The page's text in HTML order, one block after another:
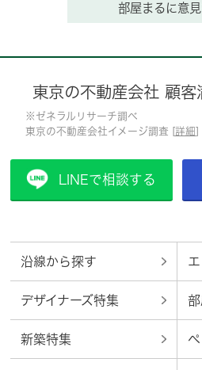
部屋まるに意
東京の不動産会社 顧客
※ゼネラルリサーチ調べ
東京の不動産会社イメージ調査 [詳細]
LINEで相談する
沿線から探す
デザイナーズ特集
新築特集